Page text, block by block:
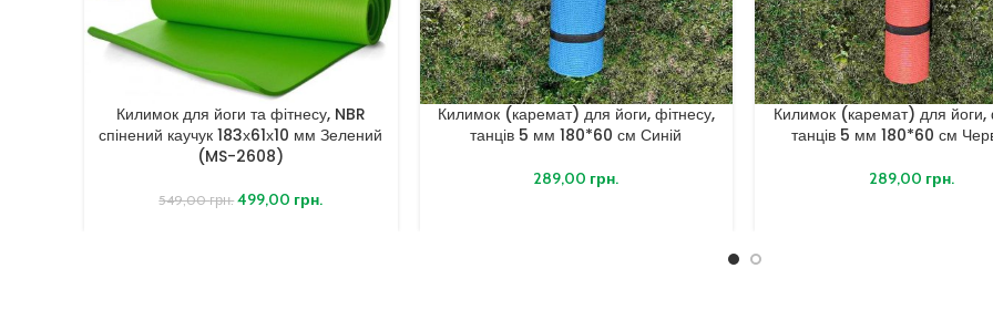
Килимок для йоги та фітнесу, NBR
спінений каучук 183х61х10 мм Зелений
(MS-2608)
549,00грн. 499,00 грн.
Килимок (каремат) для йоги, фітнесу,
танців 5 мм 180*60 см Синій
289,00 грн.
Килимок (каремат) для йоги,
танців 5 мм 180*60 см
289,00 грн.